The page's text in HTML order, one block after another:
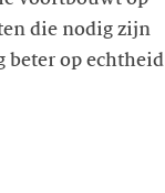
die nodig zijn
beter op echtheid